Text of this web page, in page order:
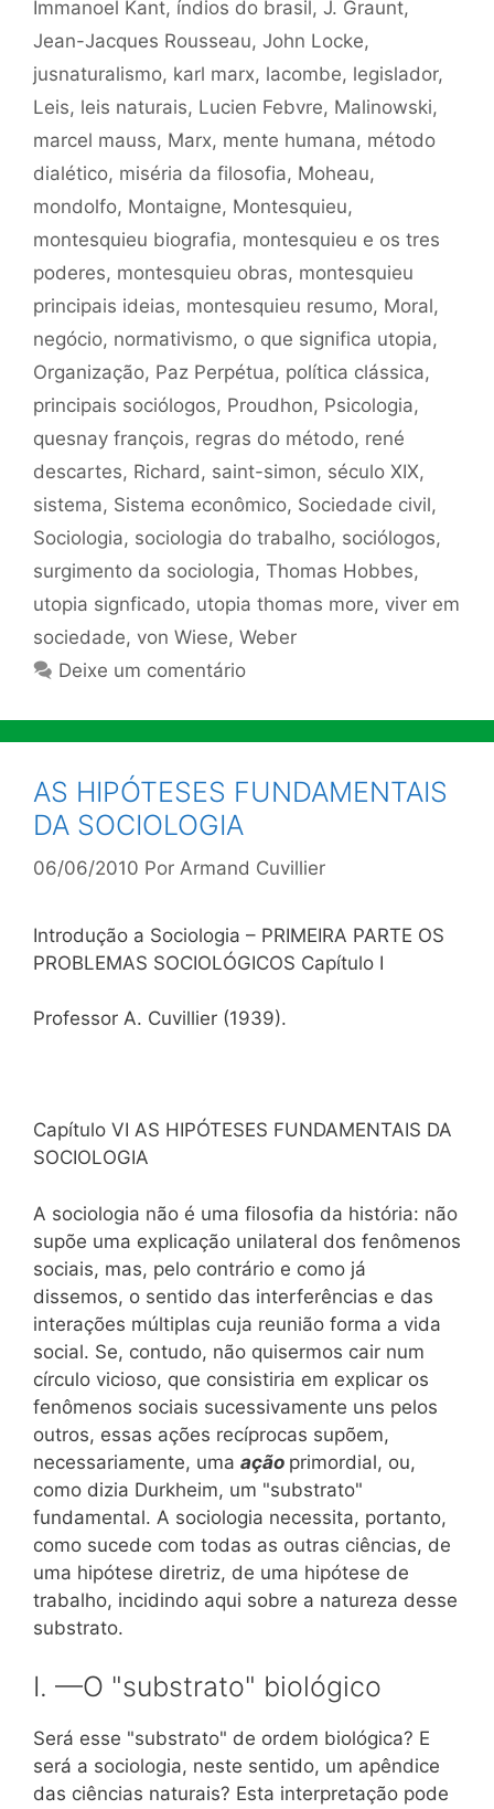
Immanoel Kant, índios do brasil, J. Graunt,
Jean-Jacques Rousseau, John Locke,
jusnaturalismo, karl marx, lacombe, legislador,
Leis, leis naturais, Lucien Febvre, Malinowski,
marcel mauss, Marx, mente humana, método
dialético, miséria da filosofia, Moheau,
mondolfo, Montaigne, Montesquieu,
montesquieu biografia, montesquieu e os tres
poderes, montesquieu obras, montesquieu
principais ideias, montesquieu resumo, Moral,
negócio, normativismo, o que significa utopia,
Organização, Paz Perpétua, política clássica,
principais sociólogos, Proudhon, Psicologia,
quesnay françois, regras do método, rené
descartes, Richard, saint-simon, século XIX,
sistema, Sistema econômico, Sociedade civil,
Sociologia, sociologia do trabalho, sociólogos,
surgimento da sociologia, Thomas Hobbes,
utopia signficado, utopia thomas more, viver em
sociedade, von Wiese, Weber
Deixe um comentário
AS HIPÓTESES FUNDAMENTAIS
DA SOCIOLOGIA
06/06/2010 Por Armand Cuvillier
Introdução a Sociologia – PRIMEIRA PARTE OS
PROBLEMAS SOCIOLÓGICOS Capítulo I
Professor A. Cuvillier (1939).
Capítulo VI AS HIPÓTESES FUNDAMENTAIS DA
SOCIOLOGIA
A sociologia não é uma filosofia da história: não
supõe uma explicação unilateral dos fenômenos
sociais, mas, pelo contrário e como já
dissemos, o sentido das interferências e das
interações múltiplas cuja reunião forma a vida
social. Se, contudo, não quisermos cair num
círculo vicioso, que consistiria em explicar os
fenômenos sociais sucessivamente uns pelos
outros, essas ações recíprocas supõem,
necessariamente, uma ação primordial, ou,
como dizia Durkheim, um "substrato"
fundamental. A sociologia necessita, portanto,
como sucede com todas as outras ciências, de
uma hipótese diretriz, de uma hipótese de
trabalho, incidindo aqui sobre a natureza desse
substrato.
I. —O "substrato" biológico
Será esse "substrato" de ordem biológica? E
será a sociologia, neste sentido, um apêndice
das ciências naturais? Esta interpretação pode